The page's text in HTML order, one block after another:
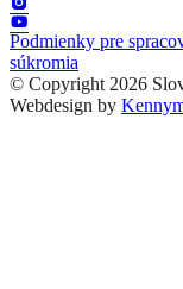
Podmienky pre
súkromia
© Copyright 2026
Webdesign by